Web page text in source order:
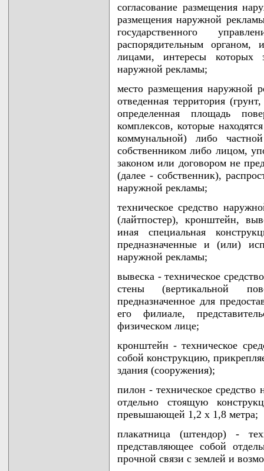
согласование размещения
размещения наружной
государственного
распорядительным
лицами, интересы которых
наружной рекламы;
место размещения наружной
отведенная территория
определенная площадь
комплексов, которые
коммунальной) либо
собственником либо лицом,
законом или договором не
(далее - собственник),
наружной рекламы;
техническое средство
(лайтпостер), кронштейн,
иная специальная
предназначенные и (или)
наружной рекламы;
вывеска - техническое
стены (вертикальной
предназначенное для
его филиале,
физическом лице;
кронштейн - техническое
собой конструкцию,
здания (сооружения);
пилон - техническое
отдельно стоящую
превышающей 1,2 x 1,8 метра;
плакатница (штендор) -
представляющее собой
прочной связи с землей и